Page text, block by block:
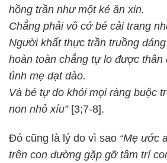
hồng trần như một kẻ ăn xin.
Chẳng phải vô cớ bé cải trang
Người khất thực trần truồng
hoàn toàn chẳng tự lo được thân
tình mẹ dạt dào.
Và bé tự do khỏi mọi ràng buộc
non nhỏ xíu”[3;7-8].
Đó cũng là lý do vì sao “Mẹ ước
trên con đường gặp gỡ tâm trí